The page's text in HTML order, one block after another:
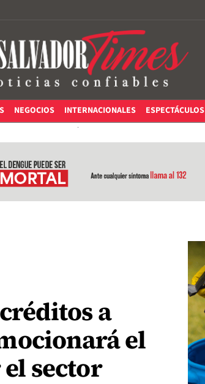
NEGOCIOS INTERNACIONALES ESPECTÁCULOS
a
el
sector